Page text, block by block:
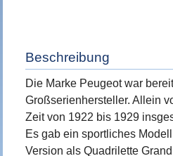
Beschreibung
Die Marke Peugeot war
Großserienhersteller. Allein
Zeit von 1922 bis 1929
Es gab ein sportliches
Version als Quadrilette